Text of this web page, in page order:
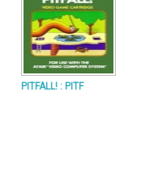
PITFALL! : PITF